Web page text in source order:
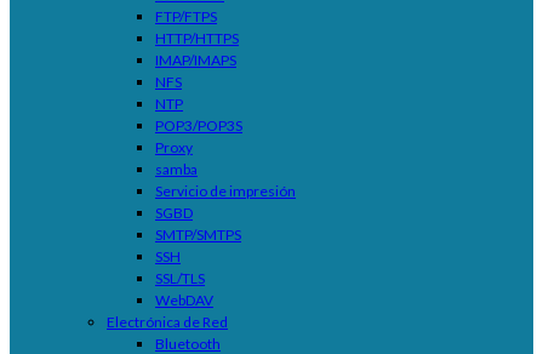
FTP/FTPS
HTTP/HTTPS
IMAP/IMAPS
NFS
NTP
POP3/POP3S
Proxy
samba
Servicio de impresión
SGBD
SMTP/SMTPS
SSH
SSL/TLS
WebDAV
Electrónica de Red
Bluetooth